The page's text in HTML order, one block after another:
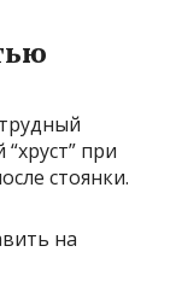
при
стоянки.
на